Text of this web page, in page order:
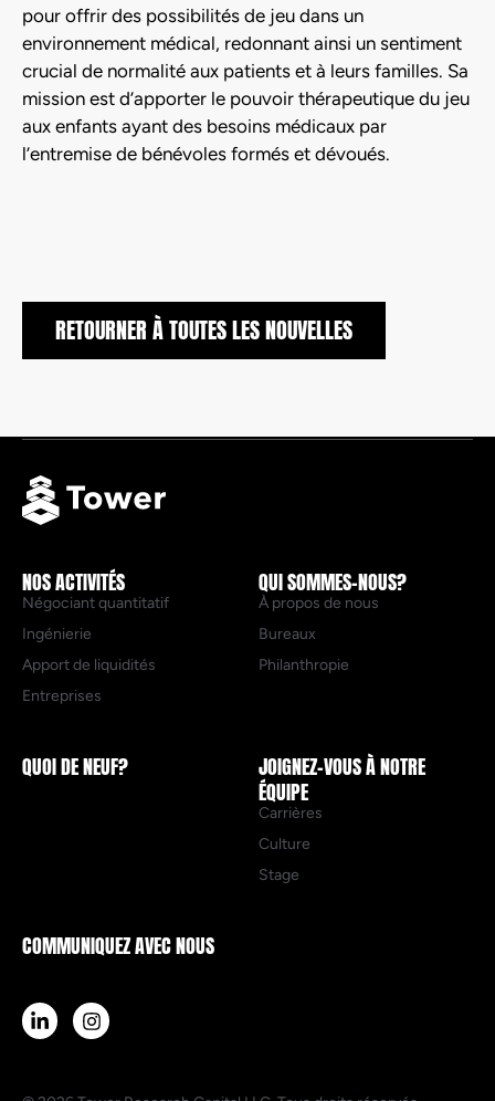
pour offrir des possibilités de jeu dans un
environnement médical, redonnant ainsi un sentiment
crucial de normalité aux patients et à leurs familles. Sa
mission est d’apporter le pouvoir thérapeutique du jeu
aux enfants ayant des besoins médicaux par
l’entremise de bénévoles formés et dévoués.
RETOURNER À TOUTES LES NOUVELLES
NOS ACTIVITÉS
Négociant quantitatif
Ingénierie
Apport de liquidités
Entreprises
QUI SOMMES-NOUS?
À propos de nous
Bureaux
Philanthropie
QUOI DE NEUF?
JOIGNEZ-VOUS À NOTRE
ÉQUIPE
Carrières
Culture
Stage
COMMUNIQUEZ AVEC NOUS